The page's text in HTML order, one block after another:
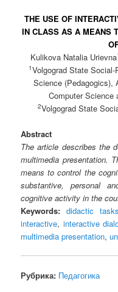
THE USE OF
IN CLASS AS A MEANS
Kulikova Natalia Urievna
1Volgograd State
Science (Pedagogics),
Computer Science
2Volgograd State
Abstract
The article describes the
multimedia presentation.
means to control the
substantive, personal
cognitive activity in the
Keywords: didactic tasks
interactive, interactive
multimedia presentation,
Рубрика: Педагогика